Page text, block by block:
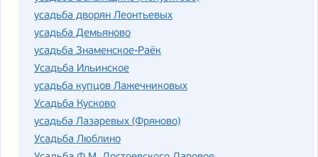
усадьба дворян Леонтьевых
усадьба Демьяново
усадьба Знаменское-Раёк
Усадьба Ильинское
усадьба купцов Лажечниковых
Усадьба Кусково
усадьба Лазаревых (Фряново)
Усадьба Люблино